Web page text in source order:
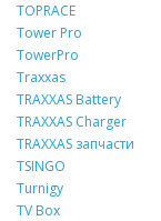
TOPRACE
Tower Pro
TowerPro
Traxxas
TRAXXAS Battery
TRAXXAS Charger
TRAXXAS запчасти
TSINGO
Turnigy
TV Box